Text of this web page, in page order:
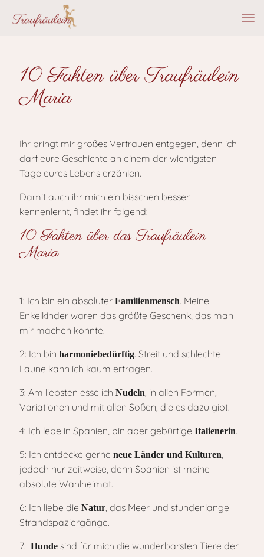
10 Fakten über Traufräulein
Maria
Ihr bringt mir großes Vertrauen entgegen, denn ich
darf eure Geschichte an einem der wichtigsten
Tage eures Lebens erzählen.
Damit auch ihr mich ein bisschen besser
kennenlernt, findet ihr folgend:
10 Fakten über das Traufräulein
Maria
1: Ich bin ein absoluter Familienmensch. Meine
Enkelkinder waren das größte Geschenk, das man
mir machen konnte.
2: Ich bin harmoniebedürftig. Streit und schlechte
Laune kann ich kaum ertragen.
3: Am liebsten esse ich Nudeln, in allen Formen,
Variationen und mit allen Soßen, die es dazu gibt.
4: Ich lebe in Spanien, bin aber gebürtige Italienerin.
5: Ich entdecke gerne neue Länder und Kulturen,
jedoch nur zeitweise, denn Spanien ist meine
absolute Wahlheimat.
6: Ich liebe die Natur, das Meer und stundenlange
Strandspaziergänge.
7: Hunde sind für mich die wunderbarsten Tiere der